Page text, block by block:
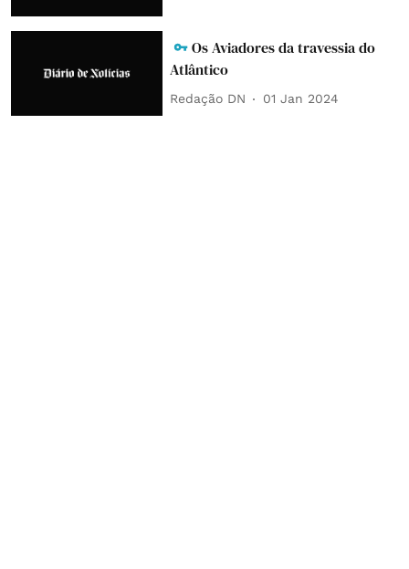
Os Aviadores da travessia do
Atlântico
Redação DN 01 Jan 2024